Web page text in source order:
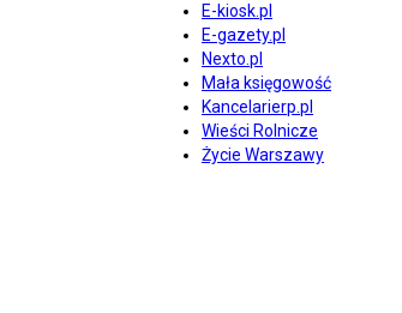
E-kiosk.pl
E-gazety.pl
Nexto.pl
Mała księgowość
Kancelarierp.pl
Wieści Rolnicze
Życie Warszawy